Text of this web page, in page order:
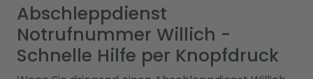
Abschleppdienst
Notrufnummer Willich -
Schnelle Hilfe per Knopfdruck